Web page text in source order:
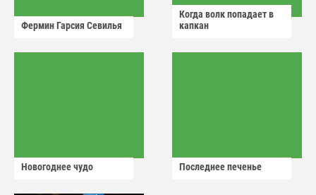
Фермин Гарсия Севилья
Когда волк попадает в
капкан
Новогоднее чудо Последнее печенье